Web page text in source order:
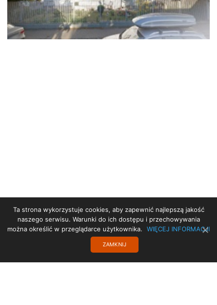
Ta strona wykorzystuje cookies, aby zapewnić najlepszą jakość
naszego serwisu. Warunki do ich dostępu i przechowywania
można określić w przeglądarce użytkownika.
WIĘCEJ INFORMACJI
ZAMKNIJ
STRONA GŁÓWNA
POBYTY
PROJEKT UE